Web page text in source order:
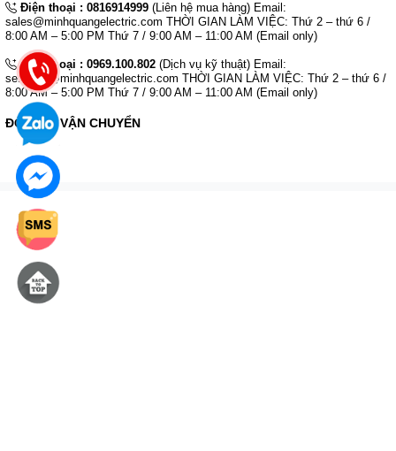
Điện thoại : 0816914999 (Liên hệ mua hàng) Email:
sales@minhquangelectric.com THỜI GIAN LÀM VIỆC: Thứ 2 – thứ 6 /
8:00 AM – 5:00 PM Thứ 7 / 9:00 AM – 11:00 AM (Email only)
Điện thoại : 0969.100.802 (Dịch vụ kỹ thuật) Email:
services@minhquangelectric.com THỜI GIAN LÀM VIỆC: Thứ 2 – thứ 6 /
8:00 AM – 5:00 PM Thứ 7 / 9:00 AM – 11:00 AM (Email only)
ĐỐI TÁC VẬN CHUYỂN